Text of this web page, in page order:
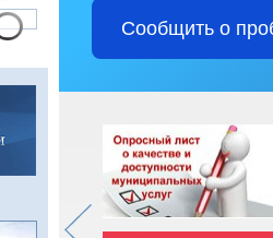
Сообщить о